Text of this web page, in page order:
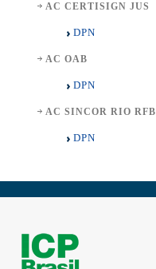
AC CERTISIGN JUS
DPN
AC OAB
DPN
AC SINCOR RIO RFB
DPN